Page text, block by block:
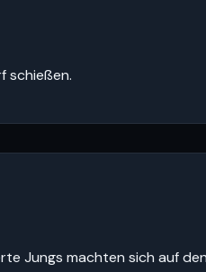
schießen.
Jungs machten sich auf